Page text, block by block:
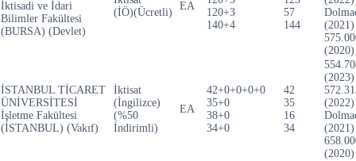
İktisadi ve İdari
Bilimler Fakültesi
(BURSA) (Devlet)
(İÖ)(Ücretli)
EA
120+3
140+4
57
144
(2021)
(2020)
İSTANBUL TİCARET
ÜNİVERSİTESİ
İşletme Fakültesi
(İSTANBUL) (Vakıf)
İktisat
(İngilizce)
(%50
İndirimli)
EA
42+0+0+0+0
35+0
38+0
34+0
42
35
16
34
(2023)
(2022)
(2021)
(2020)